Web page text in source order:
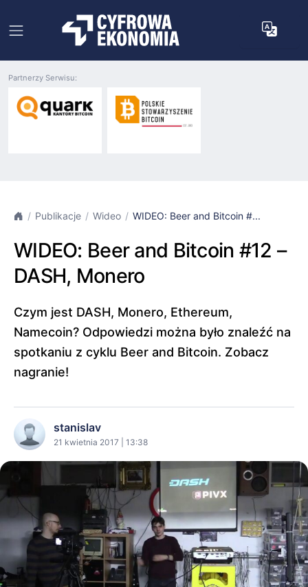
Partnerzy Serwisu:
Publikacje Wideo WIDEO: Beer and Bitcoin #...
WIDEO: Beer and Bitcoin #12 –
DASH, Monero
Czym jest DASH, Monero, Ethereum,
Namecoin? Odpowiedzi można było znaleźć na
spotkaniu z cyklu Beer and Bitcoin. Zobacz
nagranie!
stanislav
21 kwietnia 2017 | 13:38